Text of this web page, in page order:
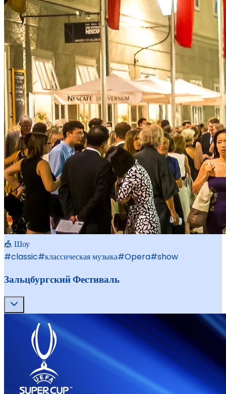
🎪 Шоу
#classic#классическая музыка#Opera#show
Зальцбургский Фестиваль